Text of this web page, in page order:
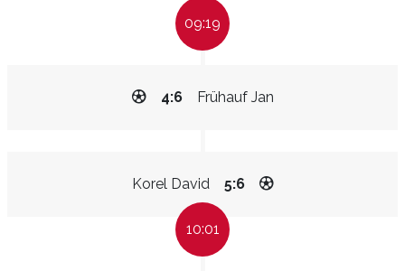
09:19
Frühauf Jan
4:6
Korel David 5:6
10:01